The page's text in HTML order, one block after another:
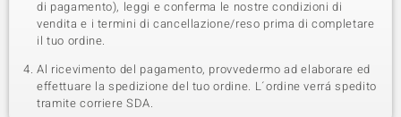
di pagamento), leggi e conferma le nostre condizioni di
vendita e i termini di cancellazione/reso prima di completare
il tuo ordine.
Al ricevimento del pagamento, provvedermo ad elaborare ed
effettuare la spedizione del tuo ordine. L´ordine verrá spedito
tramite corriere SDA.